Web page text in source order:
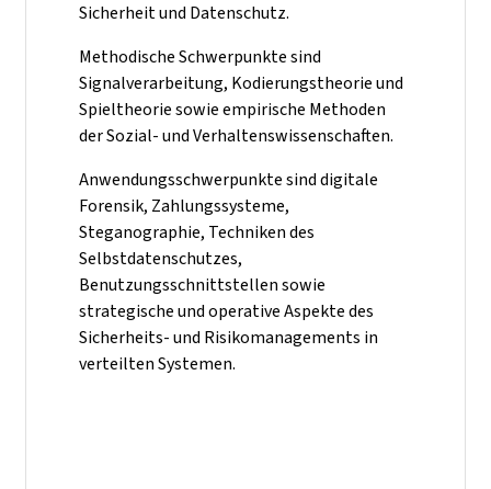
Sicherheit und Datenschutz.
Methodische Schwerpunkte sind
Signalverarbeitung, Kodierungstheorie und
Spieltheorie sowie empirische Methoden
der Sozial- und Verhaltenswissenschaften.
Anwendungsschwerpunkte sind digitale
Forensik, Zahlungssysteme,
Steganographie, Techniken des
Selbstdatenschutzes,
Benutzungsschnittstellen sowie
strategische und operative Aspekte des
Sicherheits- und Risikomanagements in
verteilten Systemen.